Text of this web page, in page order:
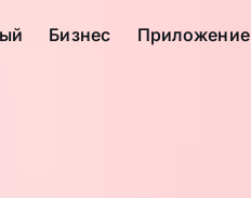
Бизнес Приложение